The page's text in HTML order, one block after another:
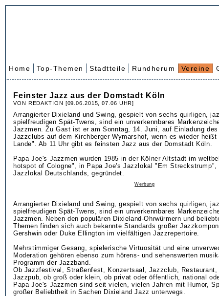
Home Top-Themen Stadtteile Rundherum Vereine
Feinster Jazz aus der Domstadt Köln
VON REDAKTION [09.06.2015, 07.06 UHR]
Arrangierter Dixieland und Swing, gespielt von sechs quirligen,
spielfreudigen Spät-Twens, sind ein unverkennbares
Jazzmen. Zu Gast ist er am Sonntag, 14. Juni, auf Einladung
Jazzclubs auf dem Kirchberger Wymarshof, wenn es wieder
Lande". Ab 11 Uhr gibt es feinsten Jazz aus der Domstadt Köln.
Papa Joe's Jazzmen wurden 1985 in der Kölner Altstadt im
hotspot of Cologne", in Papa Joe's Jazzlokal "Em Streckstrump",
Jazzlokal Deutschlands, gegründet.
Werbung
Arrangierter Dixieland und Swing, gespielt von sechs quirligen,
spielfreudigen Spät-Twens, sind ein unverkennbares
Jazzmen. Neben den populären Dixieland-Ohrwürmern und
Themen finden sich auch bekannte Standards großer
Gershwin oder Duke Ellington im vielfältigen Jazzrepertoire.
Mehrstimmiger Gesang, spielerische Virtuosität und eine
Moderation gehören ebenso zum hörens- und sehenswerten
Programm der Jazzband.
Ob Jazzfestival, Straßenfest, Konzertsaal, Jazzclub, Restaurant,
Jazzpub, ob groß oder klein, ob privat oder öffentlich, national
Papa Joe's Jazzmen sind seit vielen, vielen Jahren mit Humor,
großer Beliebtheit in Sachen Dixieland Jazz unterwegs.